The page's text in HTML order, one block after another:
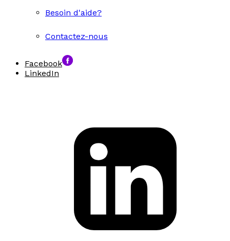
Besoin d'aide?
Contactez-nous
Facebook
LinkedIn